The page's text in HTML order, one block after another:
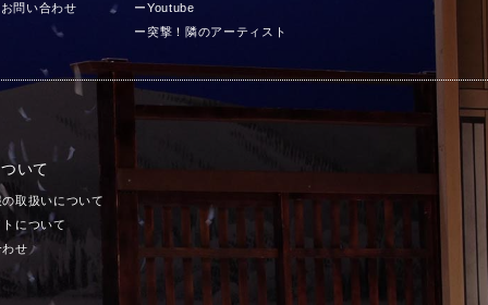
問い合わせ
ーYoutube
ー突撃！隣のアーティスト
いて
取扱いについて
について
わせ